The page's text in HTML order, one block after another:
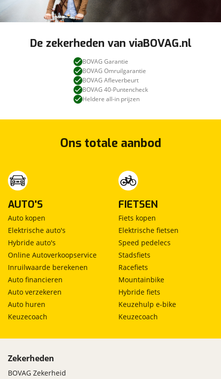
De zekerheden van viaBOVAG.nl
BOVAG Garantie
BOVAG Omruilgarantie
BOVAG Afleverbeurt
BOVAG 40-Puntencheck
Heldere all-in prijzen
Ons totale aanbod
AUTO'S
Auto kopen
Elektrische auto's
Hybride auto's
Online Autoverkoopservice
Inruilwaarde berekenen
Auto financieren
Auto verzekeren
Auto huren
Keuzecoach
FIETSEN
Fiets kopen
Elektrische fietsen
Speed pedelecs
Stadsfiets
Racefiets
Mountainbike
Hybride fiets
Keuzehulp e-bike
Keuzecoach
Zekerheden
BOVAG Zekerheid